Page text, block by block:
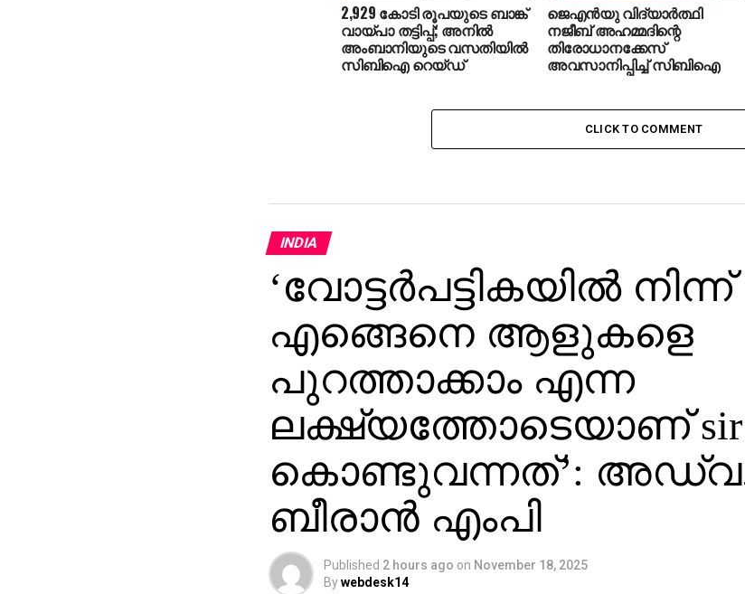
2,929 കോടി രൂപയുടെ ബാങ്ക്
വായ്പാ തട്ടിപ്പ്; അനിൽ
അംബാനിയുടെ വസതിയിൽ
സിബിഐ റെയ്ഡ്
ജെഎൻയു വിദ്യാര്‍ത്ഥി
നജീബ് അഹമ്മദിന്റെ
തിരോധാനക്കേസ്
അവസാനിപ്പിച്ച് സിബിഐ
CLICK TO COMMENT
INDIA
‘വോട്ടര്‍പട്ടികയില്‍ നിന്ന്
എങ്ങെനെ ആളുകളെ
പുറത്താക്കാം എന്ന
ലക്ഷ്യത്തോടെയാണ് sir
കൊണ്ടുവന്നത്’:
ബീരാൻ എംപി
Published 2 hours ago on November 18, 2025
Bywebdesk14